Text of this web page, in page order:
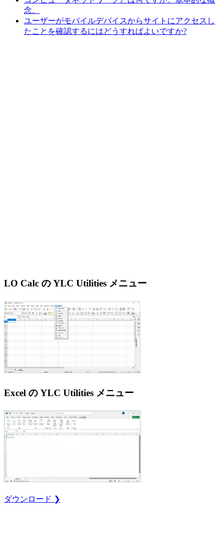
念。
ユーザーがモバイルデバイスからサイトにアクセスし
たことを確認するにはどうすればよいですか?
LO Calc の YLC Utilities メニュー
Excel の YLC Utilities メニュー
ダウンロード ❯